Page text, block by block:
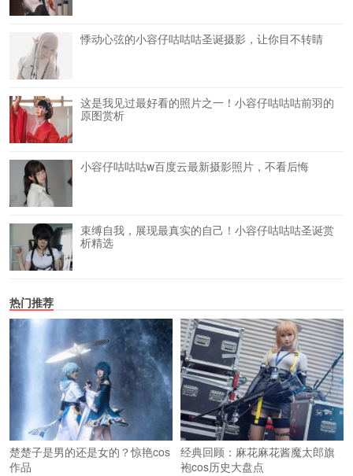
悸动心弦的小容仔咕咕咕圣诞摄影，让你目不转睛
这是我见过最好看的照片之一！小容仔咕咕咕前羽的
原图赏析
小容仔咕咕咕w百度云最新摄影照片，不看后悔
束缚自我，展现最真实的自己！小容仔咕咕咕圣诞赏
析精选
热门推荐
楚楚子是男的还是女的？惊艳cos
作品
经典回顾：麻花麻花酱魔太郎旗
袍cos历史大盘点